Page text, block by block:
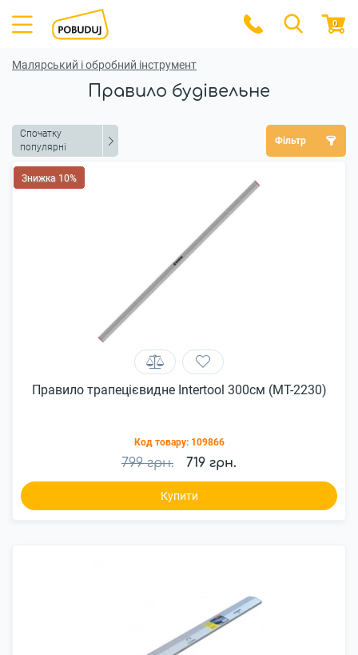
0
Малярський і обробний інструмент
Правило будівельне
Спочатку
популярні
Фільтр
Знижка 10%
Правило трапецієвидне Intertool 300см (MT-2230)
Код товару: 109866
799 грн. 719 грн.
Купити